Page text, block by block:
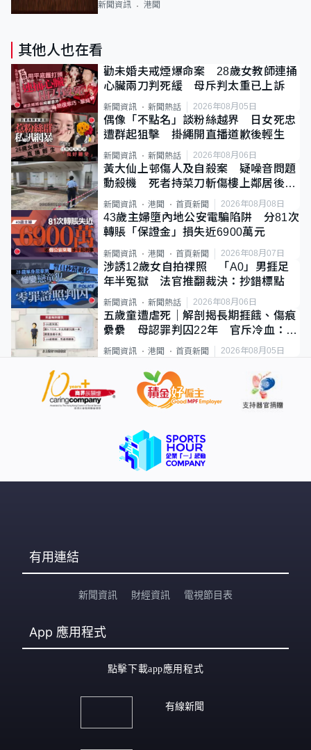
新聞資訊 港聞
其他人也在看
勸未婚夫戒煙爆命案 28歲女教師連捅
心臟兩刀判死緩 母斥判太重已上訴
新聞資訊 新聞熱話 2026年08月05日
偶像「不點名」談粉絲越界 日女死忠
遭群起狙擊 掛繩開直播道歉後輕生
新聞資訊 新聞熱話 2026年08月06日
黃大仙上邨傷人及自殺案 疑噪音問題
動殺機 死者持菜刀斬傷樓上鄰居後墮
斃
新聞資訊 港聞 首頁新聞 2026年08月08日
43歲主婦墮內地公安電騙陷阱 分81次
轉賬「保證金」損失近6900萬元
新聞資訊 港聞 首頁新聞 2026年08月07日
涉誘12歲女自拍祼照 「A0」男捱足
年半冤獄 法官推翻裁決：抄錯標點
新聞資訊 新聞熱話 2026年08月06日
五歲童遭虐死｜解剖揭長期捱餓、傷痕
纍纍 母認罪判囚22年 官斥冷血：同
類案最惡劣
新聞資訊 港聞 首頁新聞 2026年08月05日
有用連結
新聞資訊 財經資訊 電視節目表
App 應用程式
點擊下載app應用程式
有線新聞